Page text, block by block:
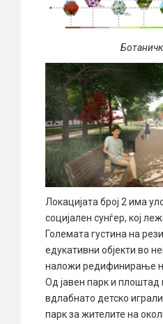
Локацијата број 2 има
социјален сунѓер, кој
Големата густина на
едукативни објекти во
наложи редифинирање
Од јавен парк и плоштад
вдлабнато детско
парк за жителите на